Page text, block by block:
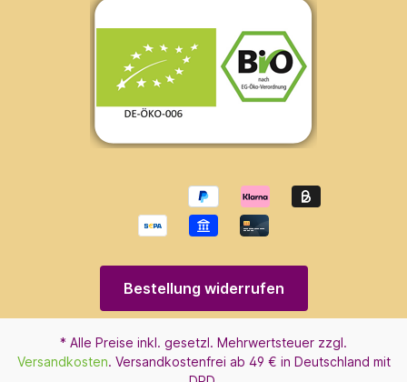
Bestellung widerrufen
* Alle Preise inkl. gesetzl. Mehrwertsteuer zzgl.
Versandkosten. Versandkostenfrei ab 49 € in Deutschland mit